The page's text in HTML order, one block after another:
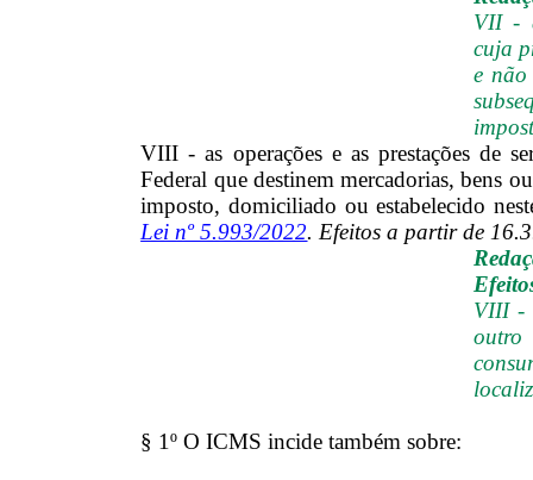
VII -
cuja
e não
VIII - as operações e as prestações de
Federal que destinem mercadorias, bens
imposto, domiciliado ou estabelecido
Lei nº 5.993/2022. Efeitos a partir de
VIII -
outro
§ 1º O ICMS incide também sobre: